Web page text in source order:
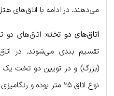
می‌دهند. در ادامه با اتاق‌های
اتاق‌های دو تخته: اتاق‌های دو
تقسیم بندی می‌شوند. در
(بزرگ) و در تویین دو تخت یک
نوع اتاق ۲۵ متر بوده و